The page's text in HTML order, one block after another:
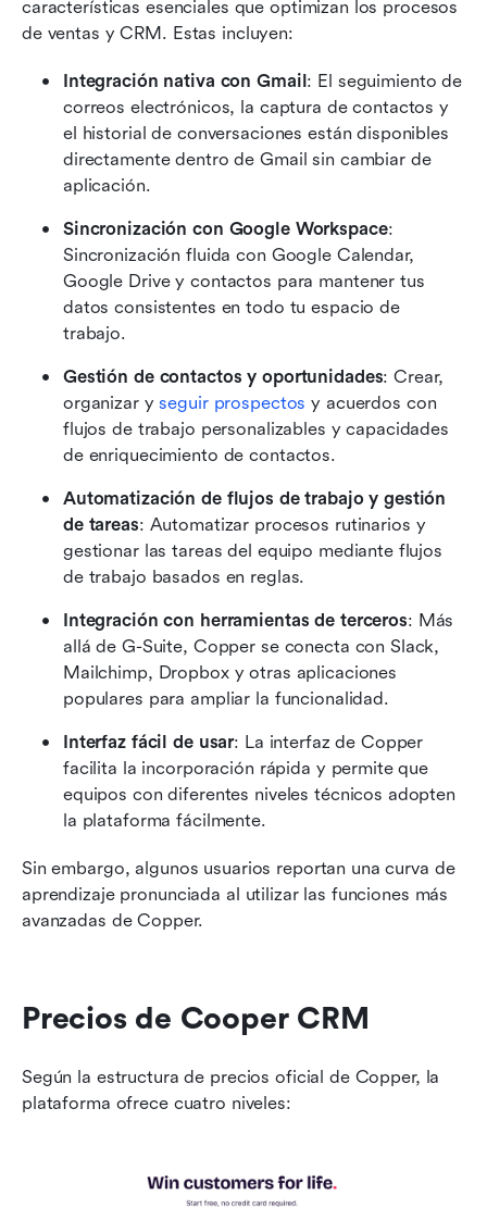
características esenciales que optimizan los procesos
de ventas y CRM. Estas incluyen:
Integración nativa con Gmail : El seguimiento de
correos electrónicos, la captura de contactos y
el historial de conversaciones están disponibles
directamente dentro de Gmail sin cambiar de
aplicación.
Sincronización con Google Workspace:
Sincronización fluida con Google Calendar,
Google Drive y contactos para mantener tus
datos consistentes en todo tu espacio de
trabajo.
Gestión de contactos y oportunidades: Crear,
organizar y seguir prospectos y acuerdos con
flujos de trabajo personalizables y capacidades
de enriquecimiento de contactos.
Automatización de flujos de trabajo y gestión
de tareas: Automatizar procesos rutinarios y
gestionar las tareas del equipo mediante flujos
de trabajo basados en reglas.
Integración con herramientas de terceros: Más
allá de G-Suite, Copper se conecta con Slack,
Mailchimp, Dropbox y otras aplicaciones
populares para ampliar la funcionalidad.
Interfaz fácil de usar: La interfaz de Copper
facilita la incorporación rápida y permite que
equipos con diferentes niveles técnicos adopten
la plataforma fácilmente.
Sin embargo, algunos usuarios reportan una curva de
aprendizaje pronunciada al utilizar las funciones más
avanzadas de Copper.
Precios de Cooper CRM
Según la estructura de precios oficial de Copper, la
plataforma ofrece cuatro niveles: